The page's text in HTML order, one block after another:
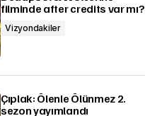
filminde after credits var mı?
Vizyondakiler
Çıplak: Ölenle Ölünmez 2.
sezon yayımlandı